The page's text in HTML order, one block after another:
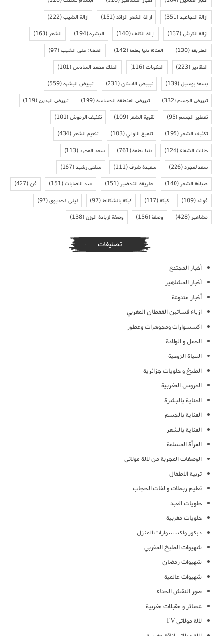
ازالة التجاعيد(351) ازالة الشعر الزائد(151) ازالة الشيب(222)
ازالة الكرش(137) ازالة الكلف(140) البشرة(194) الشعر(163)
الطريقة(130) الفنانة دنيا بطمة(142) القضاء على الشيب(97)
المقادير(223) المكونات(116) الملك محمد السادس(101)
بسمة بوسيل(139) تبييض الاسنان(231) تبييض البشرة(559)
تبييض الجسم(332) تبييض المنطقة الحساسة(199) تبييض اليدين(119)
تعطير الجسم(95) تقوية الشعر(109) تكثيف الرموش(101)
تكثيف الشعر(195) تلميع الاواني(103) تنعيم الشعر(434)
حالات الشفاء(124) دنيا بطمة(761) سعد المجرد(113)
سعد لمجرد(226) سعيدة شرف(111) سلمى رشيد(167)
صباغة الشعر(140) طريقة التحضير(151) عدد الاصابات(151) فن(427)
فوائد(109) كيكة(117) كيكة بالشكلاط(97) ليلى الحديوي(97)
مشاهير(428) وصفة(156) وصفة لزيادة الوزن(138)
تصنيفات
أخبار المجتمع
أخبار المشاهير
أخبار متنوعة
ازياء فساتين القفطان المغربي
اكسسوارات ومجوهرات وعطور
الحمل و الولادة
الحياة الزوجية
الطبخ و حلويات جزائرية
العروس المغربية
العناية بالبشرة
العناية بالجسم
العناية بالشعر
المرأة المسلمة
الوصفات المجربة من لالة مولاتي
تربية الاطفال
تعليم ربطات و لفات الحجاب
حلويات العيد
حلويات مغربية
ديكور واكسسوارات المنزل
شهيوات الطبخ المغربي
شهيوات رمضان
شهيوات عالمية
صور النقش الحناء
عصائر و مقبلات مغربية
لالة مولاتي TV